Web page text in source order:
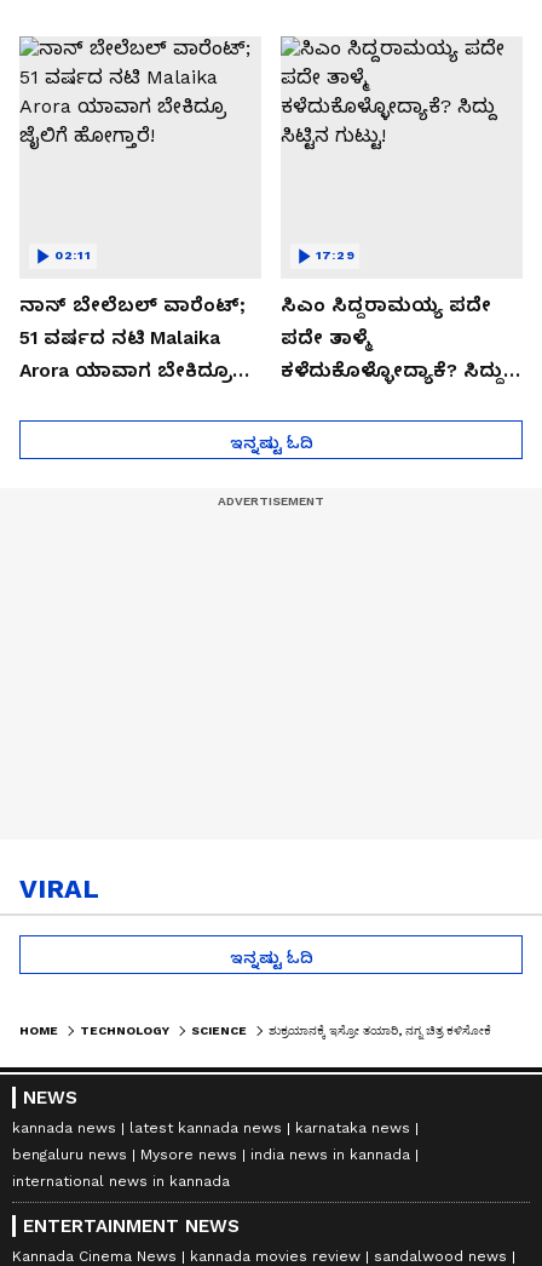
ನಾನ್ ಬೇಲೆಬಲ್ ವಾರೆಂಟ್;
51 ವರ್ಷದ ನಟಿ Malaika
Arora ಯಾವಾಗ ಬೇಕಿದ್ರೂ
02:11
ಸಿಎಂ ಸಿದ್ದರಾಮಯ್ಯ ಪದೇ
ಪದೇ ತಾಳ್ಮೆ
ಕಳೆದುಕೊಳ್ಳೋದ್ಯಾಕೆ? ಸಿದ್ದು
17:29
ಇನ್ನಷ್ಟು ಓದಿ
VIRAL
ಇನ್ನಷ್ಟು ಓದಿ
HOME TECHNOLOGY SCIENCE
NEWS
kannada news latest kannada news
karnataka news
bengaluru news
Mysore news
india news in kannada
international news in kannada
ENTERTAINMENT NEWS
Kannada Cinema News kannada movies review
sandalwood news